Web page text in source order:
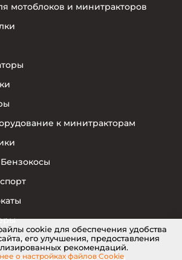
мотоблоков и минитракторов
к минитракторам
cookie для обеспечения удобства
его улучшения, предоставления
рекомендаций.
о настройкахфайлов Cookie